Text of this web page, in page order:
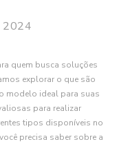
2024
quem busca soluções
explorar o que são
modelo ideal para suas
para realizar
tipos disponíveis no
precisa saber sobre a